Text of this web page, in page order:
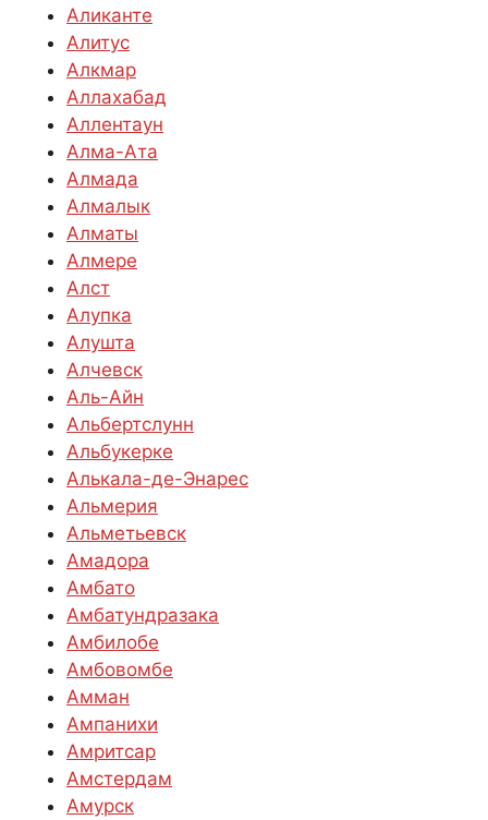
Аликанте
Алитус
Алкмар
Аллахабад
Аллентаун
Алма-Ата
Алмада
Алмалык
Алматы
Алмере
Алст
Алупка
Алушта
Алчевск
Аль-Айн
Альбертслунн
Альбукерке
Алькала-де-Энарес
Альмерия
Альметьевск
Амадора
Амбато
Амбатундразака
Амбилобе
Амбовомбе
Амман
Ампанихи
Амритсар
Амстердам
Амурск